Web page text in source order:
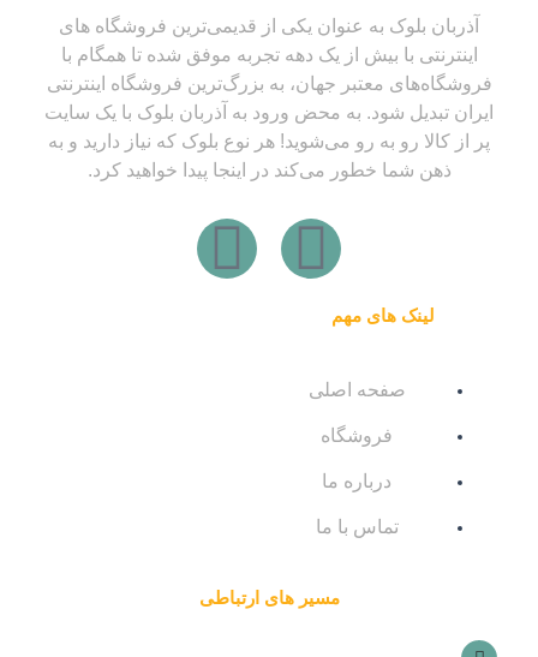
آذربان بلوک به عنوان یکی از قدیمی‌ترین فروشگاه های
اینترنتی با بیش از یک دهه تجربه موفق شده تا همگام با
فروشگاه‌های معتبر جهان، به بزرگ‌ترین فروشگاه اینترنتی
ایران تبدیل شود. به محض ورود به آذربان بلوک با یک سایت
پر از کالا رو به رو می‌شوید! هر نوع بلوک که نیاز دارید و به
ذهن شما خطور می‌کند در اینجا پیدا خواهید کرد.
I
r
W
p
لینک های مهم
صفحه اصلی
فروشگاه
درباره ما
تماس با ما
مسیر های ارتباطی